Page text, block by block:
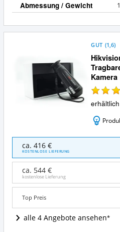
Abmessung / Gewicht
Kamera
GUT (1,6)
Hikvision
DS-
2TS01-
06XF/W
Tragbare
Wärmebild-
Monokular-
Angebote:
Wo
ca. 416 €
KOSTENLOSE LIEFERUNG
ca. 544 €
kostenlose Lieferung
Top Preis
alle 4 Angebote ansehen